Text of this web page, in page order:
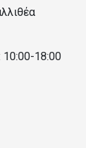
18:00